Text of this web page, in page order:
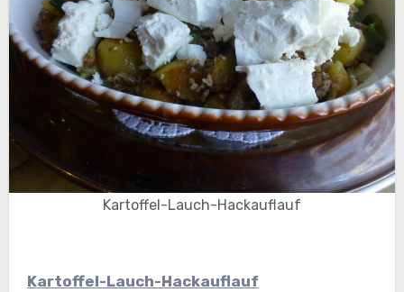
Kartoffel-Lauch-Hackauflauf
Kartoffel-Lauch-Hackauflauf